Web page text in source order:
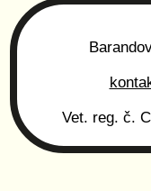
Vet. reg. č.